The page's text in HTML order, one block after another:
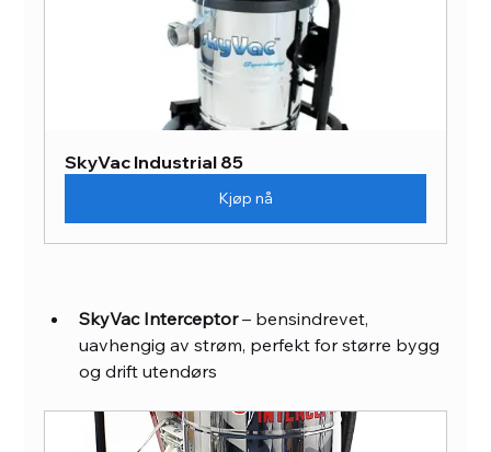
SkyVac Industrial 85
Kjøp nå
SkyVac Interceptor – bensindrevet,
uavhengig av strøm, perfekt for større bygg
og drift utendørs